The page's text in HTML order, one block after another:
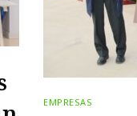
EMPRESAS